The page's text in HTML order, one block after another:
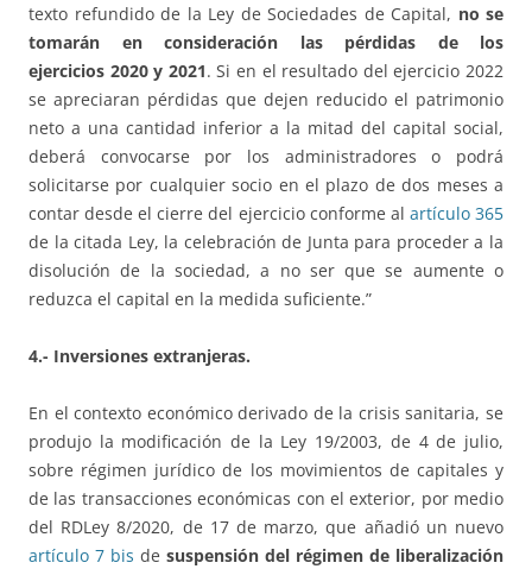
texto refundido de la Ley de Sociedades de Capital, no se
tomarán en consideración las pérdidas de los
ejercicios 2020 y 2021. Si en el resultado del ejercicio 2022
se apreciaran pérdidas que dejen reducido el patrimonio
neto a una cantidad inferior a la mitad del capital social,
deberá convocarse por los administradores o podrá
solicitarse por cualquier socio en el plazo de dos meses a
contar desde el cierre del ejercicio conforme al artículo 365
de la citada Ley, la celebración de Junta para proceder a la
disolución de la sociedad, a no ser que se aumente o
reduzca el capital en la medida suficiente.”
4.- Inversiones extranjeras.
En el contexto económico derivado de la crisis sanitaria, se
produjo la modificación de la Ley 19/2003, de 4 de julio,
sobre régimen jurídico de los movimientos de capitales y
de las transacciones económicas con el exterior, por medio
del RDLey 8/2020, de 17 de marzo, que añadió un nuevo
artículo 7 bis de suspensión del régimen de liberalización